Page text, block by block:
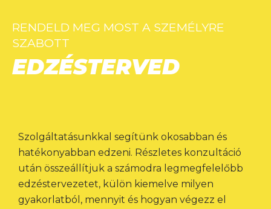
RENDELD MEG MOST A SZEMÉLYRE
SZABOTT
EDZÉSTERVED
Szolgáltatásunkkal segítünk okosabban és
hatékonyabban edzeni. Részletes konzultáció
után összeállítjuk a számodra legmegfelelőbb
edzéstervezetet, külön kiemelve milyen
gyakorlatból, mennyit és hogyan végezz el